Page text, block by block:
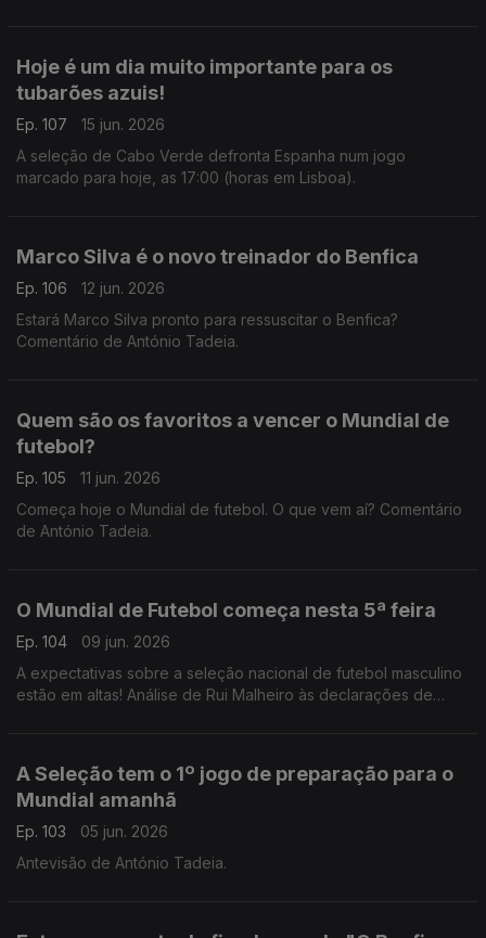
Hoje é um dia muito importante para os
tubarões azuis!
Ep. 107
15 jun. 2026
A seleção de Cabo Verde defronta Espanha num jogo
marcado para hoje, as 17:00 (horas em Lisboa).
Marco Silva é o novo treinador do Benfica
Ep. 106
12 jun. 2026
Estará Marco Silva pronto para ressuscitar o Benfica?
Comentário de António Tadeia.
Quem são os favoritos a vencer o Mundial de
futebol?
Ep. 105
11 jun. 2026
Começa hoje o Mundial de futebol. O que vem aí? Comentário
de António Tadeia.
O Mundial de Futebol começa nesta 5ª feira
Ep. 104
09 jun. 2026
A expectativas sobre a seleção nacional de futebol masculino
estão em altas! Análise de Rui Malheiro às declarações de
A Seleção tem o 1º jogo de preparação para o
Mundial amanhã
Ep. 103
05 jun. 2026
Antevisão de António Tadeia.